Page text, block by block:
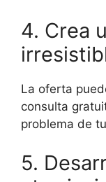
4. Crea
La oferta
consulta
problema de
5.